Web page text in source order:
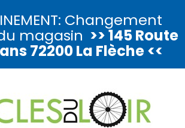
Changement
magasin >> 145 Route
72200 La Flèche <<